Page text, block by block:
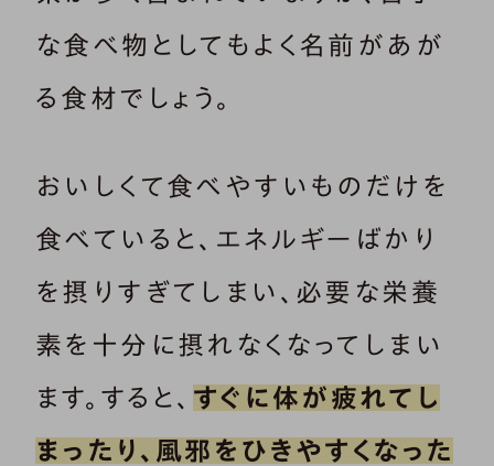
な食べ物としてもよく名前があが
る食材でしょう。
おいしくて食べやすいものだけを
食べていると、エネルギーばかり
を摂りすぎてしまい、必要な栄養
素を十分に摂れなくなってしまい
ます。すると、 すぐに体が疲れてし
まったり、風邪をひきやすくなった